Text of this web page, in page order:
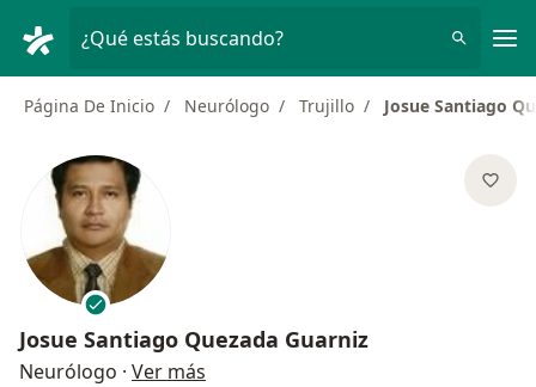
¿Qué estás buscando?
Página De Inicio Neurólogo Trujillo Josue Santiago
Josue Santiago Quezada Guarniz
Neurólogo · Ver más